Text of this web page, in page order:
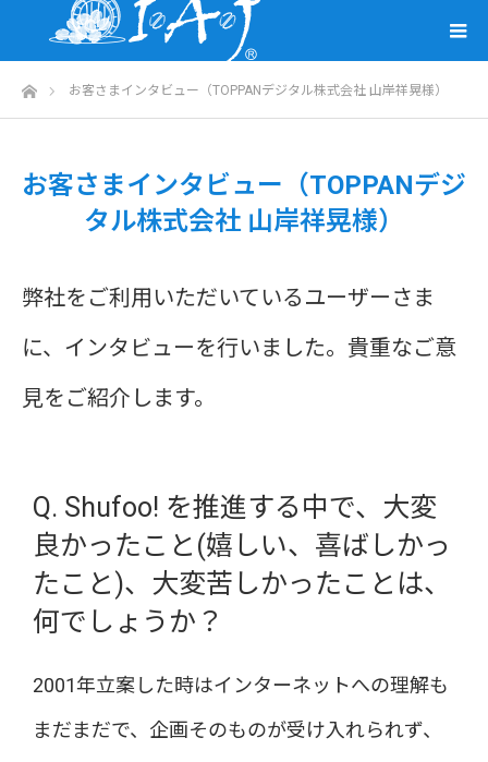
ホームお客さまインタビュー（TOPPANデジタル株式会社 山岸祥晃様）
お客さまインタビュー（TOPPANデジ
タル株式会社 山岸祥晃様）
弊社をご利用いただいているユーザーさま
に、インタビューを行いました。貴重なご意
見をご紹介します。
Q. Shufoo! を推進する中で、大変
良かったこと(嬉しい、喜ばしかっ
たこと)、大変苦しかったことは、
何でしょうか？
2001年立案した時はインターネットへの理解も
まだまだで、企画そのものが受け入れられず、